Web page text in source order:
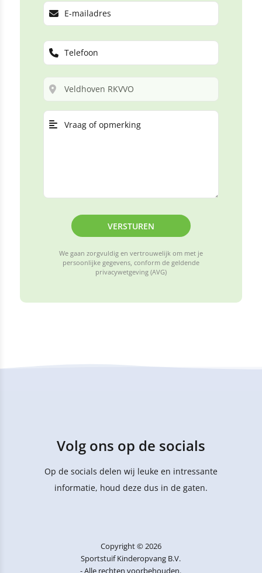
VERSTUREN
We gaan zorgvuldig en vertrouwelijk om met je
persoonlijke gegevens, conform de geldende
privacywetgeving (AVG)
Volg ons op de socials
Op de socials delen wij leuke en intressante
informatie, houd deze dus in de gaten.
Copyright © 2026
Sportstuif Kinderopvang B.V.
- Alle rechten voorbehouden.